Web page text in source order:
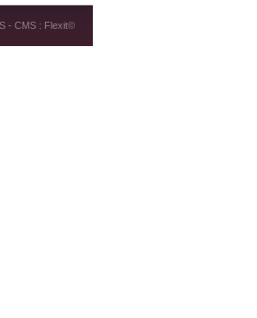
- CMS : Flexit©